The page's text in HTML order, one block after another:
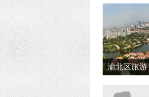
渝北区旅游